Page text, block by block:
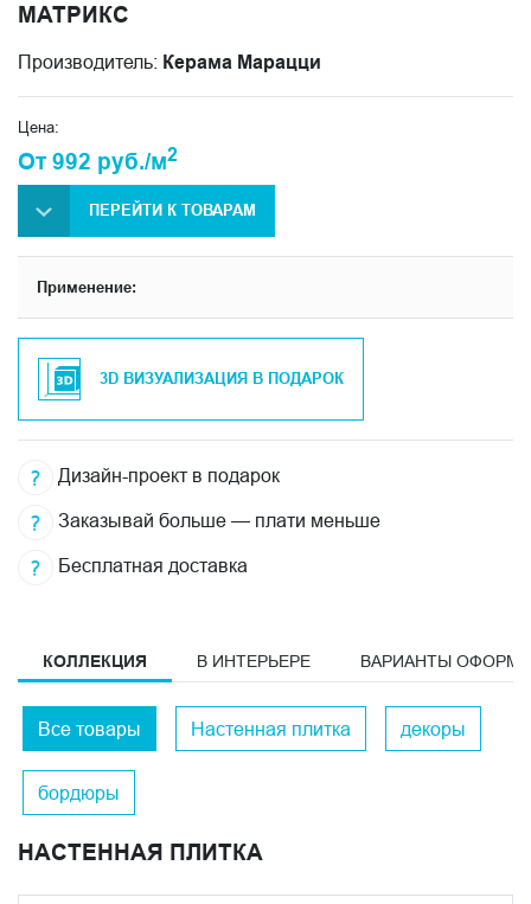
МАТРИКС
Производитель: Керама Марацци
Цена:
От 992 руб./м2
ПЕРЕЙТИ К ТОВАРАМ
Применение:
3D ВИЗУАЛИЗАЦИЯ В ПОДАРОК
Дизайн-проект в подарок
Заказывай больше — плати меньше
Бесплатная доставка
КОЛЛЕКЦИЯ В ИНТЕРЬЕРЕ ВАРИАНТЫ
Все товары Настенная плитка декоры
бордюры
НАСТЕННАЯ ПЛИТКА